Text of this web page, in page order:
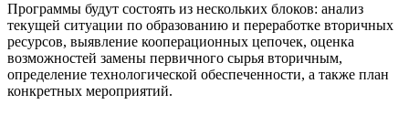
Программы будут состоять из нескольких блоков: анализ
текущей ситуации по образованию и переработке вторичных
ресурсов, выявление кооперационных цепочек, оценка
возможностей замены первичного сырья вторичным,
определение технологической обеспеченности, а также план
конкретных мероприятий.